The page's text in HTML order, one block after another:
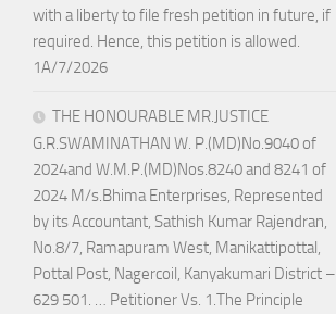
with a liberty to file fresh petition in future, if
required. Hence, this petition is allowed.
1A/7/2026
THE HONOURABLE MR.JUSTICE
G.R.SWAMINATHAN W. P.(MD)No.9040 of
2024and W.M.P.(MD)Nos.8240 and 8241 of
2024 M/s.Bhima Enterprises, Represented
by its Accountant, Sathish Kumar Rajendran,
No.8/7, Ramapuram West, Manikattipottal,
Pottal Post, Nagercoil, Kanyakumari District –
629 501. … Petitioner Vs. 1.The Principle